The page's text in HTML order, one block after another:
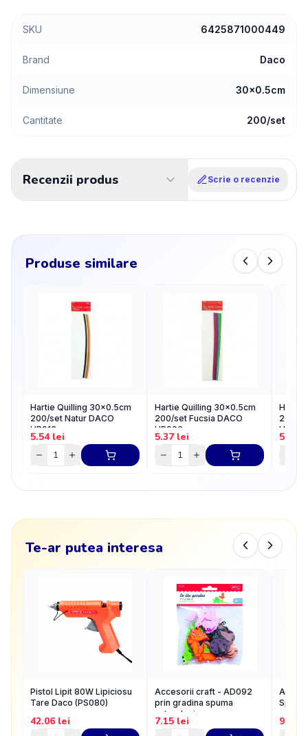
SKU 6425871000449
Brand Daco
Dimensiune 30x0.5cm
Cantitate 200/set
Recenzii produs Scrie o recenzie
Produse similare
Hartie Quilling 30x0.5cm
200/set Natur DACO
HR913
5.54lei
Hartie Quilling 30x0.5cm
200/set Fucsia DACO
HR906
5.37lei
Hartie
200/
HR911
5.37
Te-ar putea interesa
Pistol Lipit 80W Lipiciosu
Tare Daco (PS080)
42.06lei
Accesorii craft - AD092
prin gradina spuma
autoadeziva
7.15 lei
Spuma
9.84